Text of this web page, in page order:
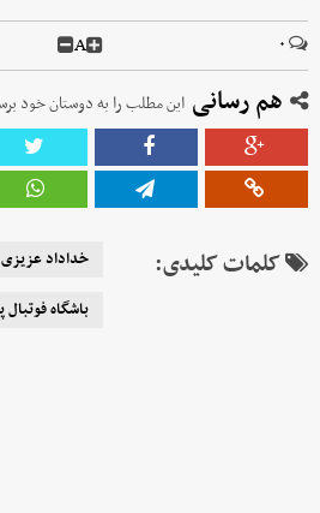
۰ A
هم رسانی این مطلب را به دوستان خود
کلمات کلیدی: خداداد عزیزی
باشگاه